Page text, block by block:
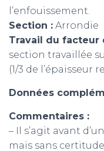
l’enfouissement.
Section : Arrondie
Travail du facteur
section travaillée
(1/3 de
Données
Commentaires :
– Il s’agit avant
mais sans